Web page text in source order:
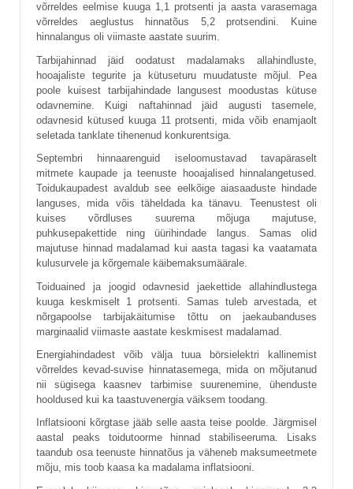
võrreldes eelmise kuuga 1,1 protsenti ja aasta varasemaga
võrreldes aeglustus hinnatõus 5,2 protsendini. Kuine
hinnalangus oli viimaste aastate suurim.
Tarbijahinnad jäid oodatust madalamaks allahindluste,
hooajaliste tegurite ja kütuseturu muudatuste mõjul. Pea
poole kuisest tarbijahindade langusest moodustas kütuse
odavnemine. Kuigi naftahinnad jäid augusti tasemele,
odavnesid kütused kuuga 11 protsenti, mida võib enamjaolt
seletada tanklate tihenenud konkurentsiga.
Septembri hinnaarenguid iseloomustavad tavapäraselt
mitmete kaupade ja teenuste hooajalised hinnalangetused.
Toidukaupadest avaldub see eelkõige aiasaaduste hindade
languses, mida võis täheldada ka tänavu. Teenustest oli
kuises võrdluses suurema mõjuga majutuse,
puhkusepakettide ning üürihindade langus. Samas olid
majutuse hinnad madalamad kui aasta tagasi ka vaatamata
kulusurvele ja kõrgemale käibemaksumäärale.
Toiduained ja joogid odavnesid jaekettide allahindlustega
kuuga keskmiselt 1 protsenti. Samas tuleb arvestada, et
nõrgapoolse tarbijakäitumise tõttu on jaekaubanduses
marginaalid viimaste aastate keskmisest madalamad.
Energiahindadest võib välja tuua börsielektri kallinemist
võrreldes kevad-suvise hinnatasemega, mida on mõjutanud
nii sügisega kaasnev tarbimise suurenemine, ühenduste
hooldused kui ka taastuvenergia väiksem toodang.
Inflatsiooni kõrgtase jääb selle aasta teise poolde. Järgmisel
aastal peaks toidutoorme hinnad stabiliseeruma. Lisaks
taandub osa teenuste hinnatõus ja väheneb maksumeetmete
mõju, mis toob kaasa ka madalama inflatsiooni.